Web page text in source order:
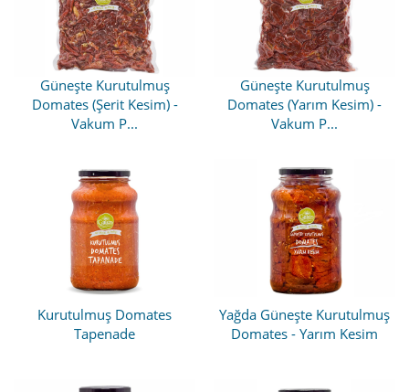
Güneşte Kurutulmuş
Domates (Şerit Kesim) -
Vakum P...
Güneşte Kurutulmuş
Domates (Yarım Kesim) -
Vakum P...
Kurutulmuş Domates
Tapenade
Yağda Güneşte Kurutulmuş
Domates - Yarım Kesim